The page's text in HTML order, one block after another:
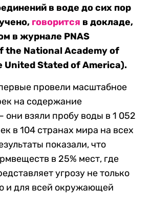
в воде до сих пор
говорится в докладе,
в журнале PNAS
the National Academy of
United Stated of America).
провели масштабное
на содержание
они взяли пробу воды в 1 052
в 104 странах мира на всех
показали, что
в 25% мест, где
угрозу не только
и для всей окружающей